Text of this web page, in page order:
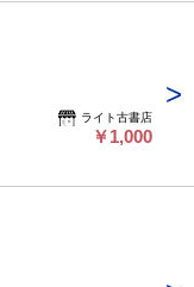
ライト古書店
￥1,000